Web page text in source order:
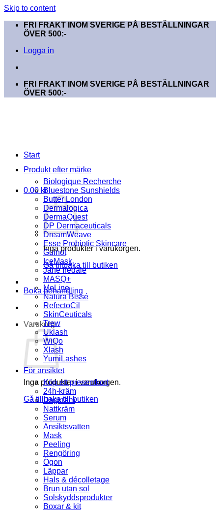
Skip to content
FRI FRAKT INOM SVERIGE PÅ BESTÄLLNINGAR
ÖVER 500:-
Logga in
FRI FRAKT INOM SVERIGE PÅ BESTÄLLNINGAR
ÖVER 500:-
0.00 kr
Inga produkter i varukorgen.
Gå tillbaka till butiken
Boka behandling
Varukorg
Inga produkter i varukorgen.
Gå tillbaka till butiken
Start
Produkt efter märke
Biologique Recherche
Bluestone Sunshields
Butter London
Dermalogica
DermaQuest
DP Dermaceuticals
DreamWeave
Esse Probiotic Skincare
Guinot
IceMask
Jane Iredale
MASQ+
MeLine
Natura Bissé
RefectoCil
SkinCeuticals
Trew
Uklash
WiQo
Xlash
YumiLashes
För ansiktet
Köp ett presentkort
24h-kräm
Dagkräm
Nattkräm
Serum
Ansiktsvatten
Mask
Peeling
Rengöring
Ögon
Läppar
Hals & décolletage
Brun utan sol
Solskyddsprodukter
Boxar & kit